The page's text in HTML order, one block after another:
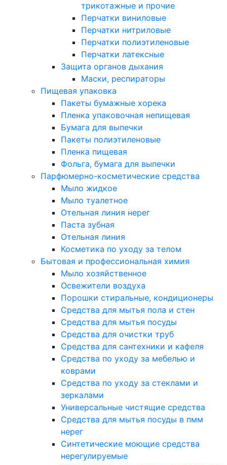
трикотажные и прочие
Перчатки виниловые
Перчатки нитриловые
Перчатки полиэтиленовые
Перчатки латексные
Защита органов дыхания
Маски, респираторы
Пищевая упаковка
Пакеты бумажные хорека
Пленка упаковочная непищевая
Бумага для выпечки
Пакеты полиэтиленовые
Пленка пищевая
Фольга, бумага для выпечки
Парфюмерно-косметические средства
Мыло жидкое
Мыло туалетное
Отельная линия нерег
Паста зубная
Отельная линия
Косметика по уходу за телом
Бытовая и профессиональная химия
Мыло хозяйственное
Освежители воздуха
Порошки стиральные, кондиционеры
Средства для мытья пола и стен
Средства для мытья посуды
Средства для очистки труб
Средства для сантехники и кафеля
Средства по уходу за мебелью и
коврами
Средства по уходу за стеклами и
зеркалами
Универсальные чистящие средства
Средства для мытья посуды в пмм
нерег
Синтетические моющие средства
нерегулируемые